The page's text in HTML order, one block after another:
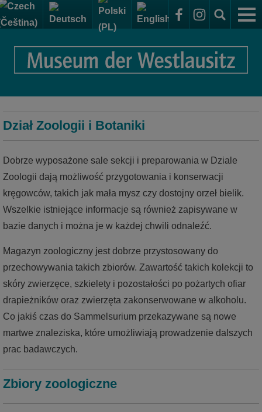
Muzeum
Sammelsurium – magazyn wystawowy i kolekcje
Elementarium - Ekspozycje muzeum
Dla gości
Godziny otwarcia + bilety wstępu na wystawy
Muzeum dla wszystkich
Ekspozycja stała
Strefa tematyczna Kamienie
Strefa tematyczna Kształty
Strefa tematyczna Ludzie
Strefa tematyczna Pomysł
Strefa tematyczna Kamenz – historia miasta w
Ekspozycje czasowe
Placówka badawcza i magazyn
wystawowy
Dział Archeologii
Dział Zoologii i Botaniki
Dział Historyczno-kulturowy
Wydarzenia w muzeum
Dział Zoologii i Botaniki
Dobrze wyposażone sale sekcji i preparowania w Dziale
Zoologii dają możliwość przygotowania i konserwacji
kręgowców, takich jak mała mysz czy dostojny orzeł bielik.
Wszelkie istniejące informacje są również zapisywane w
bazie danych i można je w każdej chwili odnaleźć.
Magazyn zoologiczny jest dobrze przystosowany do
przechowywania takich zbiorów. Zawartość takich kolekcji to
skóry zwierzęce, szkielety i pozostałości po pożartych ofiar
drapieżników oraz zwierzęta zakonserwowane w alkoholu.
Co jakiś czas do Sammelsurium przekazywane są nowe
martwe znaleziska, które umożliwiają prowadzenie dalszych
prac badawczych.
Zbiory zoologiczne